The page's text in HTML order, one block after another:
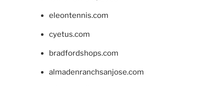
eleontennis.com
cyetus.com
bradfordshops.com
almadenranchsanjose.com